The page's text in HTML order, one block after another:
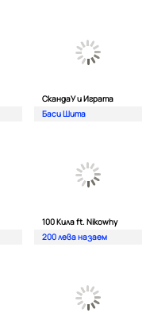
СкандаУ и Играта
Баси Шита
100 Кила ft. Nikowhy
200 лева назаем